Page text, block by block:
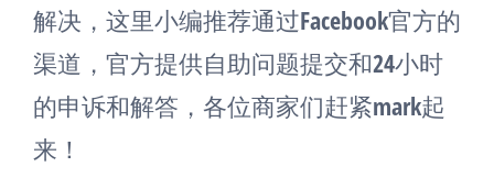
解决，这里小编推荐通过Facebook官方的
渠道，官方提供自助问题提交和24小时
的申诉和解答，各位商家们赶紧mark起
来！